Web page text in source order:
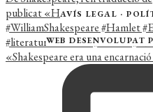
«Shakespeare era una
AVÍS LEGAL ·
WEB DESENVOLUPAT